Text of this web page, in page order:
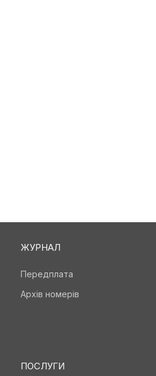
ЖУРНАЛ
Передплата
Архів номерів
ПОСЛУГИ